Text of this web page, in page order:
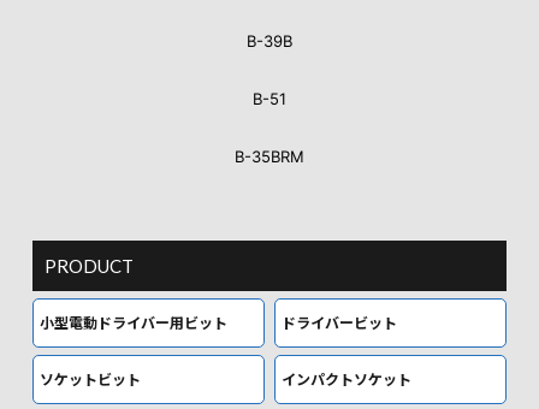
PRODUCT
小型電動ドライバー用ビット ドライバービット
ソケットビット インパクトソケット
B-39B
B-51
B-35BRM